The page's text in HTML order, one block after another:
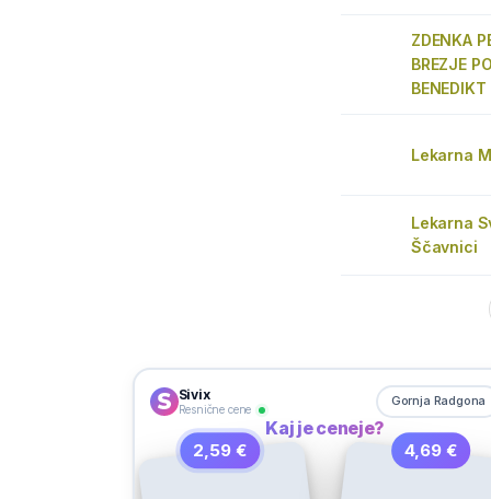
ZDENKA
BREZJE
BENEDIKT
Lekarna
Lekarna
Ščavnici
Sivix
Resnične cene
Gornja Radgona
Kaj je ceneje?
2,59 € 4,69 €